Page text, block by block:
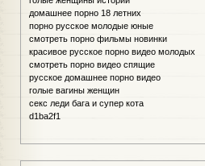
домашнее порно 18 летних
порно русское молодые юные
смотреть порно фильмы новинки
красивое русское порно видео молодых
смотреть порно видео спящие
русское домашнее порно видео
голые вагины женщин
секс леди бага и супер кота
d1ba2f1